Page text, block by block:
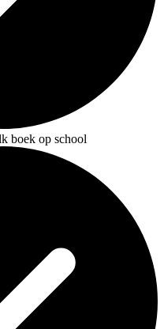
boek op school